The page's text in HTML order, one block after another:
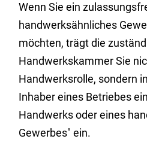
Wenn Sie ein
handwerksähnliches
möchten, trägt die
Handwerkskammer Sie
Handwerksrolle, sondern
Inhaber eines Betriebes
Handwerks oder eines
Gewerbes" ein.